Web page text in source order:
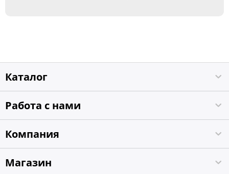
Каталог
Работа с нами
Компания
Магазин